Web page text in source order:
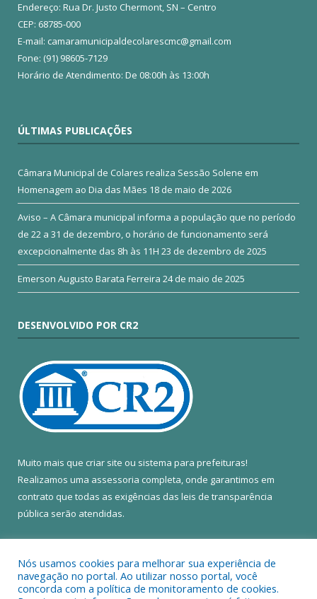
Endereço: Rua Dr. Justo Chermont, SN – Centro
CEP: 68785-000
E-mail: camaramunicipaldecolarescmc@gmail.com
Fone: (91) 98605-7129
Horário de Atendimento: De 08:00h às 13:00h
ÚLTIMAS PUBLICAÇÕES
Câmara Municipal de Colares realiza Sessão Solene em
Homenagem ao Dia das Mães 18 de maio de 2026
Aviso – A Câmara municipal informa a população que no período
de 22 a 31 de dezembro, o horário de funcionamento será
excepcionalmente das 8h às 11H 23 de dezembro de 2025
Emerson Augusto Barata Ferreira 24 de maio de 2025
DESENVOLVIDO POR CR2
Muito mais que criar site ou sistema para prefeituras!
Realizamos uma assessoria completa, onde garantimos em
contrato que todas as exigências das leis de transparência
pública serão atendidas.
Nós usamos cookies para melhorar sua experiência de
navegação no portal. Ao utilizar nosso portal, você
concorda com a política de monitoramento de cookies.